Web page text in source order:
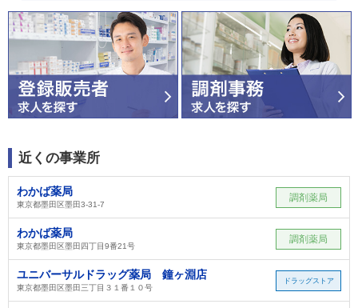
近くの事業所
わかば薬局
東京都墨田区墨田3-31-7
調剤薬局
わかば薬局
東京都墨田区墨田四丁目9番21号
調剤薬局
ユニバーサルドラッグ薬局 鐘ヶ淵店
東京都墨田区墨田三丁目３１番１０号
ドラッグストア